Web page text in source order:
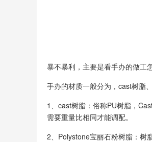
暴不暴利，主要是看手办的做工
手办的材质一般分为，cast树脂
1、cast树脂：俗称PU树脂，
需要重量比相同才能调配。
2、Polystone宝丽石粉树脂：树